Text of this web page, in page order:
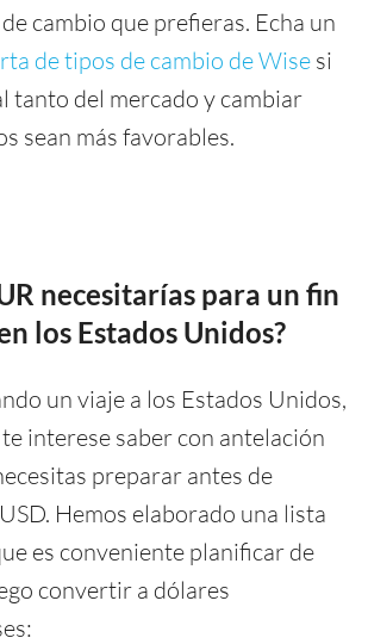
cambio que prefieras. Echa un
de tipos de cambio de Wise si
tanto del mercado y cambiar
sean más favorables.
necesitarías para un fin
los Estados Unidos?
un viaje a los Estados Unidos,
interese saber con antelación
preparar antes de
Hemos elaborado una lista
es conveniente planificar de
convertir a dólares